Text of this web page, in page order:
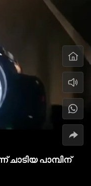
ചാടിയ പാമ്പിന്